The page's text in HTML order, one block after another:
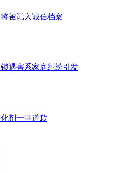
被记入诚信档案
遇害系家庭纠纷引发
剂一事道歉
冠军